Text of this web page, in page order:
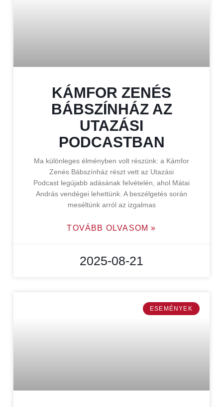
KÁMFOR ZENÉS
BÁBSZÍNHÁZ AZ
UTAZÁSI
PODCASTBAN
Ma különleges élményben volt részünk: a Kámfor
Zenés Bábszínház részt vett az Utazási
Podcast legújabb adásának felvételén, ahol Mátai
András vendégei lehettünk. A beszélgetés során
meséltünk arról az izgalmas
TOVÁBB OLVASOM »
2025-08-21
ESEMÉNYEK